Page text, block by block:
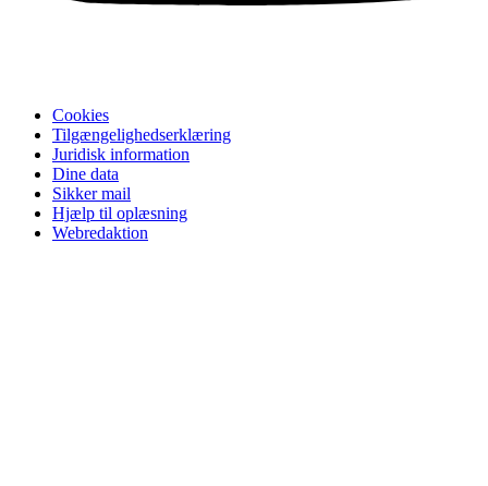
Cookies
Tilgængelighedserklæring
Juridisk information
Dine data
Sikker mail
Hjælp til oplæsning
Webredaktion